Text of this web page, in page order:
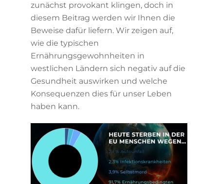
zunächst provokant klingen, doch in
diesem Beitrag werden wir Ihnen die
Beweise dafür liefern. Wir zeigen auf,
wie die typischen
Ernährungsgewohnheiten in
westlichen Ländern sich negativ auf die
Gesundheit auswirken und welche
Konsequenzen dies für unser Leben
haben kann.